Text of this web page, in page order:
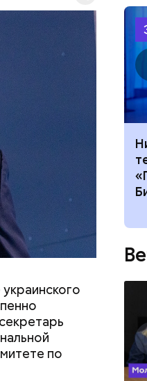
по
риска:
коридор
нельзя
28 августа